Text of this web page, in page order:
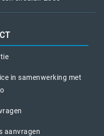
in samenwerking met
aanvragen